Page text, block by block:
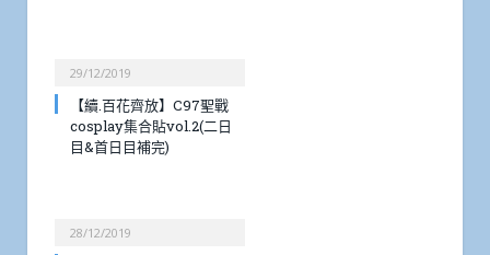
29/12/2019
【續.百花齊放】C97聖戰
cosplay集合貼vol.2(二日
目&首日目補完)
28/12/2019